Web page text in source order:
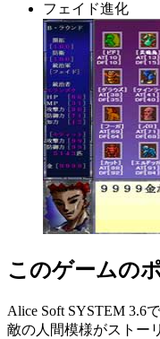
フェイド進化
このゲームの
Alice Soft SYSTEM 3.6
敵の人間模様がストー